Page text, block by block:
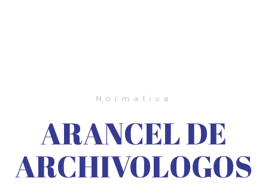
Normativa
ARANCEL DE
ARCHIVOLOGOS